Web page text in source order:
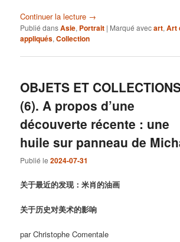
Continuer la lecture →
Publié dansAsie, Portrait | Marqué avecart,Art
appliqués,Collection
OBJETS ET
(6). A propos d’une
découverte récente : une
huile sur panneau de
Publié le2024-07-31
关于最近的发现：米肖的油画
关于历史对美术的影响
par Christophe Comentale